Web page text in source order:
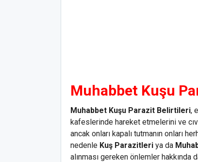
Muhabbet Kuşu
Muhabbet Kuşu Parazit Belirtileri,
kafeslerinde hareket etmelerini ve
ancak onları kapalı tutmanın onları
nedenle Kuş Parazitleri ya da
alınması gereken önlemler